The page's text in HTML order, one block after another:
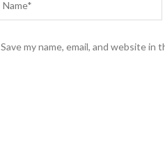
Save my name, email, and website